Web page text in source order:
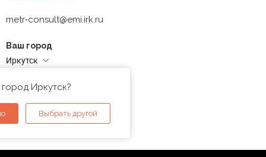
metr-consult@emi.irk.ru
Ваш город
Иркутск
Иркутск?
Выбрать другой